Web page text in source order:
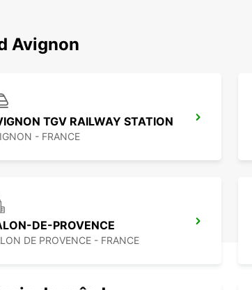
Avignon
TGV RAILWAY STATION
- FRANCE
DE-PROVENCE
DE PROVENCE - FRANCE